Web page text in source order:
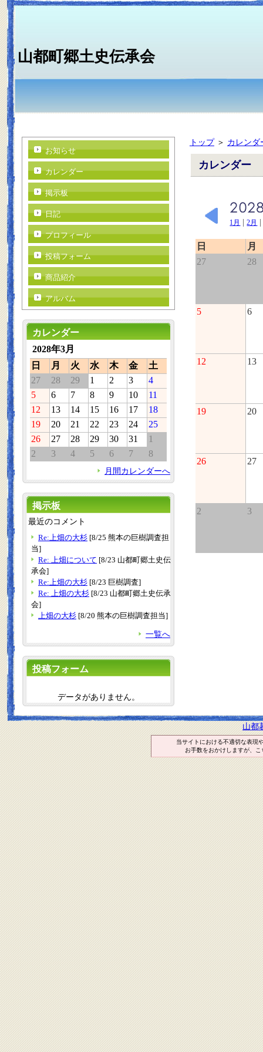
山都町郷土史伝承会
トップ＞ カレンダ
カレンダー
1月 |2月
日
月
27
28
5 6
12 13
19 20
26 27
2 3
お知らせ
カレンダー
掲示板
日記
プロフィール
投稿フォーム
商品紹介
アルバム
カレンダー
2028年3月
日
月 火 水 木 金
土
27
28 29 1 2 3
4
5
6 7 8 9 10
11
12
13 14 15 16 17
18
19
20 21 22 23 24
25
26
27 28 29 30 31
1
2
3 4 5 6 7 8
月間カレンダーへ
掲示板
最近のコメント
Re:上畑の大杉 [8/25 熊本の巨樹調査担
当]
Re: 上畑について [8/23 山都町郷土史伝
承会]
Re:上畑の大杉 [8/23 巨樹調査]
Re: 上畑の大杉 [8/23 山都町郷土史伝承
会]
上畑の大杉 [8/20 熊本の巨樹調査担当]
一覧へ
投稿フォーム
データがありません。
山都
当サイトにおける不適切な表現
お手数をおかけしますが、こ